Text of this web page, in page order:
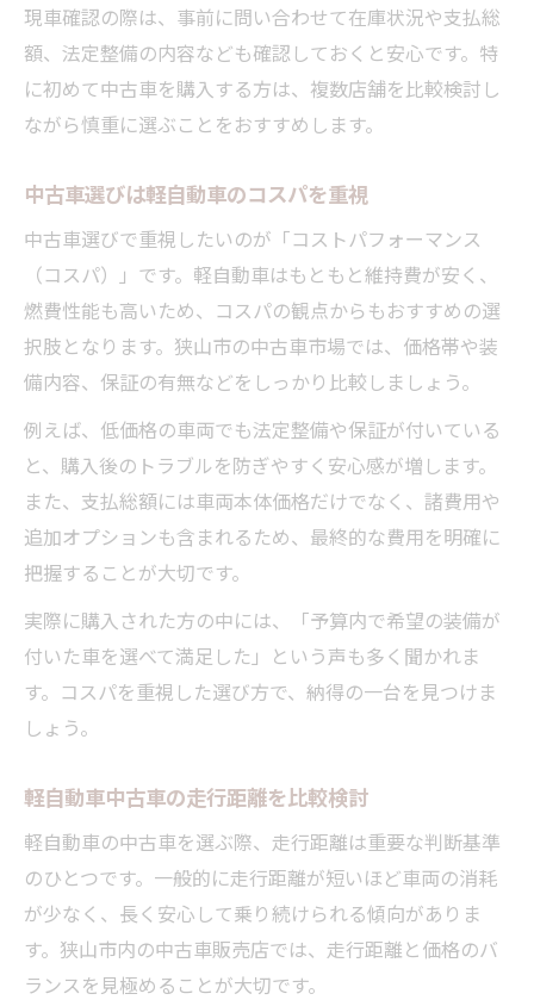
現車確認の際は、事前に問い合わせて在庫状況や支払総
額、法定整備の内容なども確認しておくと安心です。特
に初めて中古車を購入する方は、複数店舗を比較検討し
ながら慎重に選ぶことをおすすめします。
中古車選びは軽自動車のコスパを重視
中古車選びで重視したいのが「コストパフォーマンス
（コスパ）」です。軽自動車はもともと維持費が安く、
燃費性能も高いため、コスパの観点からもおすすめの選
択肢となります。狭山市の中古車市場では、価格帯や装
備内容、保証の有無などをしっかり比較しましょう。
例えば、低価格の車両でも法定整備や保証が付いている
と、購入後のトラブルを防ぎやすく安心感が増します。
また、支払総額には車両本体価格だけでなく、諸費用や
追加オプションも含まれるため、最終的な費用を明確に
把握することが大切です。
実際に購入された方の中には、「予算内で希望の装備が
付いた車を選べて満足した」という声も多く聞かれま
す。コスパを重視した選び方で、納得の一台を見つけま
しょう。
軽自動車中古車の走行距離を比較検討
軽自動車の中古車を選ぶ際、走行距離は重要な判断基準
のひとつです。一般的に走行距離が短いほど車両の消耗
が少なく、長く安心して乗り続けられる傾向がありま
す。狭山市内の中古車販売店では、走行距離と価格のバ
ランスを見極めることが大切です。